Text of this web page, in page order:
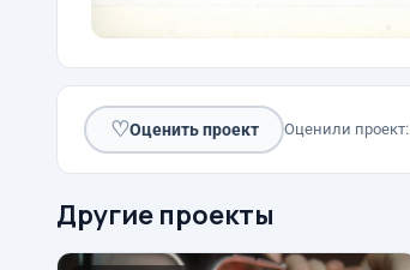
♡Оценить проект Оценили проект:
Другие проекты